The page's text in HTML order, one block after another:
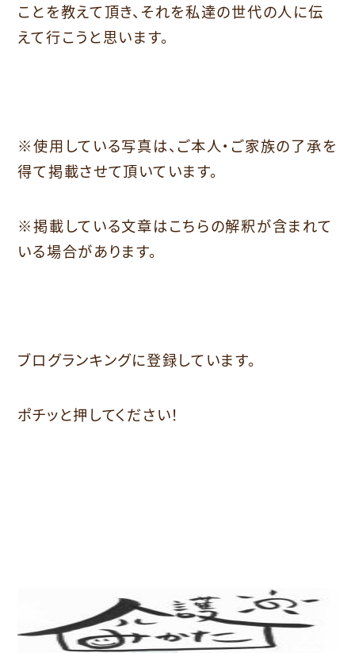
ことを教えて頂き、それを私達の世代の人に伝
えて行こうと思います。
※使用している写真は、ご本人・ご家族の了承を
得て掲載させて頂いています。
※掲載している文章はこちらの解釈が含まれて
いる場合があります。
ブログランキングに登録しています。
ポチッと押してください！